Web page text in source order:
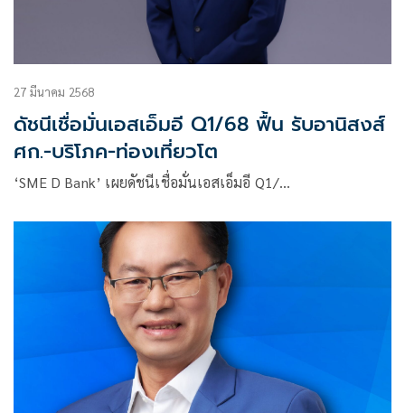
27 มีนาคม 2568
ดัชนีเชื่อมั่นเอสเอ็มอี Q1/68 ฟื้น รับอานิสงส์
ศก.-บริโภค-ท่องเที่ยวโต
‘SME D Bank’ เผยดัชนีเชื่อมั่นเอสเอ็มอี Q1/…